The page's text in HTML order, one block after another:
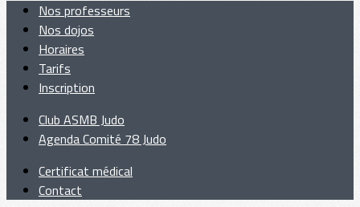
Nos professeurs
Nos dojos
Horaires
Tarifs
Inscription
Club ASMB Judo
Agenda Comité 78 Judo
Certificat médical
Contact